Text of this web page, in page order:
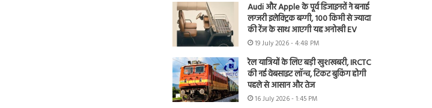
Audi और Apple के पूर्व डिजाइनरों ने बनाई
लग्जरी इलेक्ट्रिक बग्गी, 100 किमी से ज्यादा
की रेंज के साथ आएगी यह अनोखी EV
19 July 2026 - 4:48 PM
रेल यात्रियों के लिए बड़ी खुशखबरी, IRCTC
की नई वेबसाइट लॉन्च, टिकट बुकिंग होगी
पहले से आसान और तेज
16 July 2026 - 1:45 PM